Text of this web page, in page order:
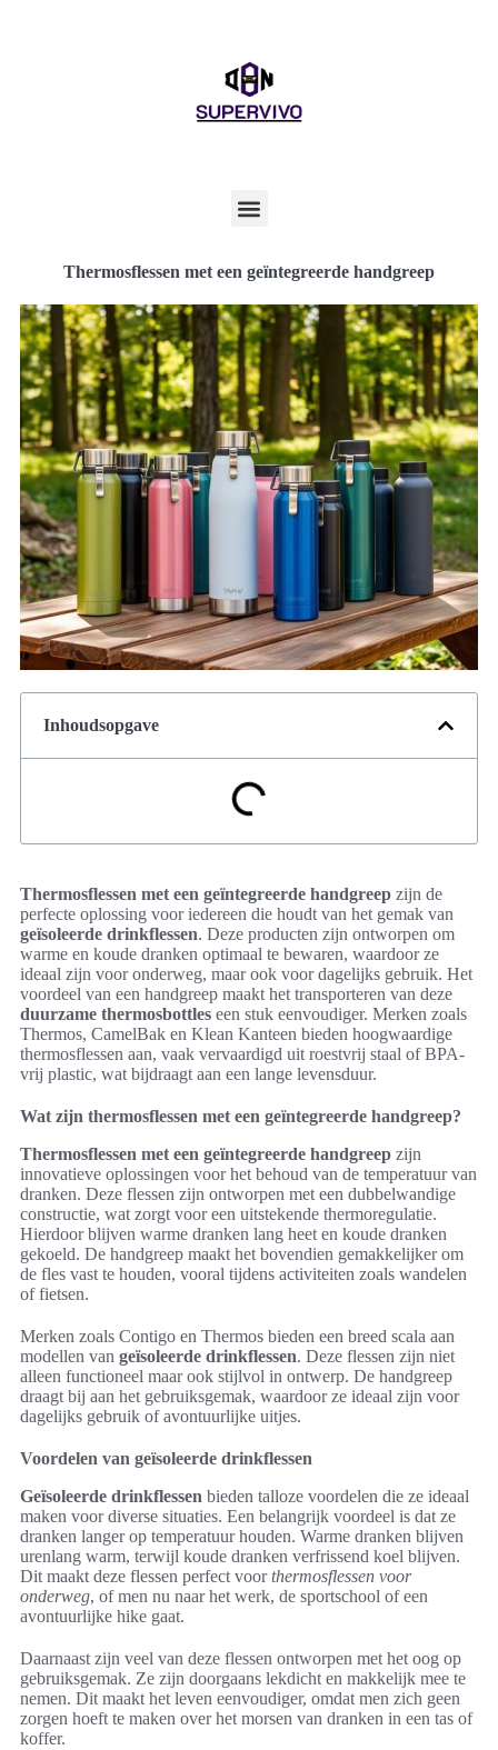
Thermosflessen met een geïntegreerde handgreep
Inhoudsopgave
Thermosflessen met een geïntegreerde handgreep zijn de
perfecte oplossing voor iedereen die houdt van het gemak van
geïsoleerde drinkflessen. Deze producten zijn ontworpen om
warme en koude dranken optimaal te bewaren, waardoor ze
ideaal zijn voor onderweg, maar ook voor dagelijks gebruik. Het
voordeel van een handgreep maakt het transporteren van deze
duurzame thermosbottles een stuk eenvoudiger. Merken zoals
Thermos, CamelBak en Klean Kanteen bieden hoogwaardige
thermosflessen aan, vaak vervaardigd uit roestvrij staal of BPA-
vrij plastic, wat bijdraagt aan een lange levensduur.
Wat zijn thermosflessen met een geïntegreerde handgreep?
Thermosflessen met een geïntegreerde handgreep zijn
innovatieve oplossingen voor het behoud van de temperatuur van
dranken. Deze flessen zijn ontworpen met een dubbelwandige
constructie, wat zorgt voor een uitstekende thermoregulatie.
Hierdoor blijven warme dranken lang heet en koude dranken
gekoeld. De handgreep maakt het bovendien gemakkelijker om
de fles vast te houden, vooral tijdens activiteiten zoals wandelen
of fietsen.
Merken zoals Contigo en Thermos bieden een breed scala aan
modellen van geïsoleerde drinkflessen. Deze flessen zijn niet
alleen functioneel maar ook stijlvol in ontwerp. De handgreep
draagt bij aan het gebruiksgemak, waardoor ze ideaal zijn voor
dagelijks gebruik of avontuurlijke uitjes.
Voordelen van geïsoleerde drinkflessen
Geïsoleerde drinkflessen bieden talloze voordelen die ze ideaal
maken voor diverse situaties. Een belangrijk voordeel is dat ze
dranken langer op temperatuur houden. Warme dranken blijven
urenlang warm, terwijl koude dranken verfrissend koel blijven.
Dit maakt deze flessen perfect voorthermosflessen voor
onderweg, of men nu naar het werk, de sportschool of een
avontuurlijke hike gaat.
Daarnaast zijn veel van deze flessen ontworpen met het oog op
gebruiksgemak. Ze zijn doorgaans lekdicht en makkelijk mee te
nemen. Dit maakt het leven eenvoudiger, omdat men zich geen
zorgen hoeft te maken over het morsen van dranken in een tas of
koffer.